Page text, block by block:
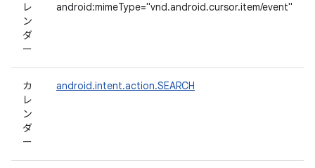
レ
ン
ダ
ー
android:mimeType="vnd.android.cursor.item/event"
カ
レ
ン
ダ
ー
android.intent.action.SEARCH